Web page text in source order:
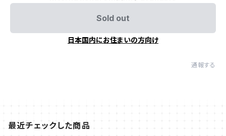
Sold out
日本国内にお住まいの方向け
通報する
最近チェックした商品